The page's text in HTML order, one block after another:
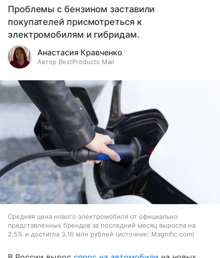
Проблемы с бензином заставили
покупателей присмотреться к
электромобилям и гибридам.
Анастасия Кравченко
Автор BestProducts Mail
Средняя цена нового электромобиля от официально
представленных брендов за последний месяц выросла на
2,5% и достигла 3,16 млн рублей
источник: Magnific.com